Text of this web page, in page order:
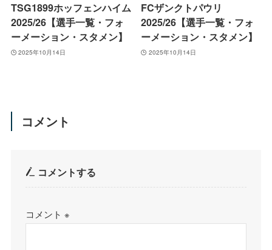
TSG1899ホッフェンハイム
2025/26【選手一覧・フォ
ーメーション・スタメン】
2025年10月14日
FCザンクトパウリ
2025/26【選手一覧・フォ
ーメーション・スタメン】
2025年10月14日
コメント
コメントする
コメント※